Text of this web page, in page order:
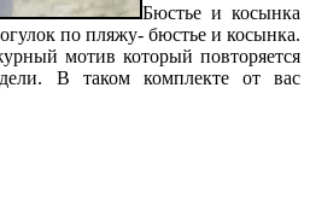
Бюстье и косынка
по пляжу- бюстье и косынка.
мотив который повторяется
В таком комплекте от вас